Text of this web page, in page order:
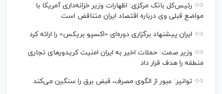
رئیس‌کل بانک مرکزی: اظهارات وزیر خزانه‌داری آمریکا با
مواضع قبلی وی درباره اقتصاد ایران متناقض است
ایران پیشنهاد برگزاری دوره‌ای «اکسپو بریکس» را ارائه کرد
وزیر صمت: حملات اخیر به ایران امنیت کریدورهای تجاری
منطقه را هدف قرار داد
توانیر: عبور از الگوی مصرف، قبض برق را سنگین می‌کند